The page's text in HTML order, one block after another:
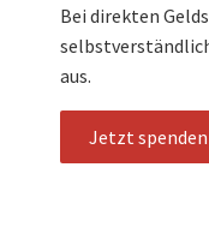
Bei direkten
aus.
Jetzt spenden